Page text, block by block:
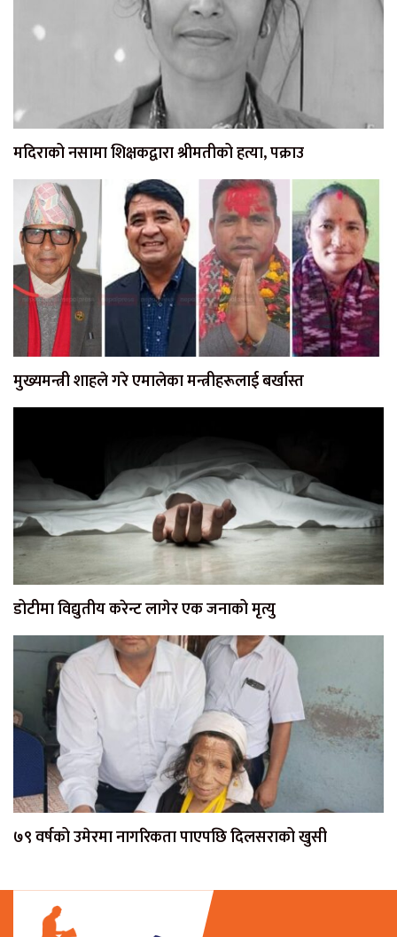
मदिराको नसामा शिक्षकद्वारा श्रीमतीको हत्या, पक्राउ
मुख्यमन्त्री शाहले गरे एमालेका मन्त्रीहरूलाई बर्खास्त
डोटीमा विद्युतीय करेन्ट लागेर एक जनाको मृत्यु
७९ वर्षको उमेरमा नागरिकता पाएपछि दिलसराको खुसी